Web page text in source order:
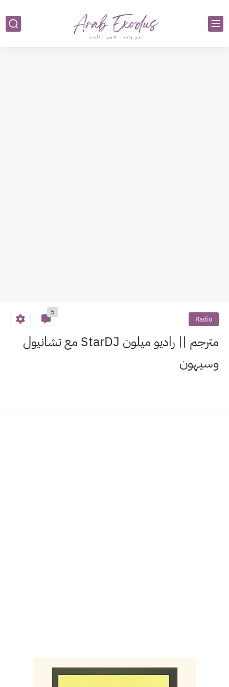
Radio
5
مترجم || راديو ميلون StarDJ مع تشانيول
وسيهون